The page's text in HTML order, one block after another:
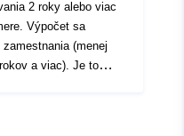
2 roky alebo viac
Výpočet sa
(menej
a viac). Je to